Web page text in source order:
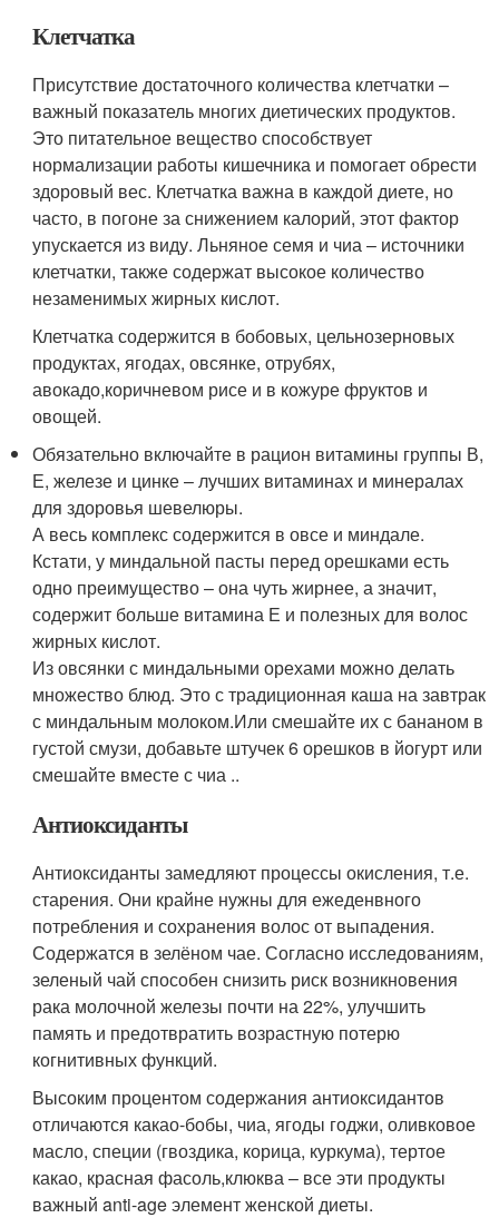
Клетчатка
Присутствие достаточного количества клетчатки –
важный показатель многих диетических продуктов.
Это питательное вещество способствует
нормализации работы кишечника и помогает обрести
здоровый вес. Клетчатка важна в каждой диете, но
часто, в погоне за снижением калорий, этот фактор
упускается из виду. Льняное семя и чиа – источники
клетчатки, также содержат высокое количество
незаменимых жирных кислот.
Клетчатка содержится в бобовых, цельнозерновых
продуктах, ягодах, овсянке, отрубях,
авокадо,коричневом рисе и в кожуре фруктов и
овощей.
Обязательно включайте в рацион витамины группы В,
Е, железе и цинке – лучших витаминах и минералах
для здоровья шевелюры.
А весь комплекс содержится в овсе и миндале.
Кстати, у миндальной пасты перед орешками есть
одно преимущество – она чуть жирнее, а значит,
содержит больше витамина Е и полезных для волос
жирных кислот.
Из овсянки с миндальными орехами можно делать
множество блюд. Это с традиционная каша на завтрак
с миндальным молоком.Или смешайте их с бананом в
густой смузи, добавьте штучек 6 орешков в йогурт или
смешайте вместе с чиа ..
Антиоксиданты
Антиоксиданты замедляют процессы окисления, т.е.
старения. Они крайне нужны для ежеденвного
потребления и сохранения волос от выпадения.
Содержатся в зелёном чае. Согласно исследованиям,
зеленый чай способен снизить риск возникновения
рака молочной железы почти на 22%, улучшить
память и предотвратить возрастную потерю
когнитивных функций.
Высоким процентом содержания антиоксидантов
отличаются какао-бобы, чиа, ягоды годжи, оливковое
масло, специи (гвоздика, корица, куркума), тертое
какао, красная фасоль,клюква – все эти продукты
важный anti-age элемент женской диеты.